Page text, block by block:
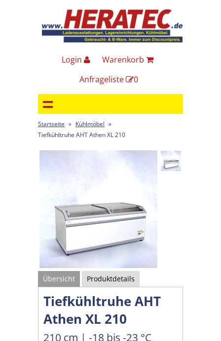
Login
Warenkorb
Anfrageliste
0
Startseite » Kühlmöbel »
Tiefkühltruhe AHT Athen XL 210
Übersicht Produktdetails
Tiefkühltruhe AHT
Athen XL 210
210 cm | -18 bis -23 °C